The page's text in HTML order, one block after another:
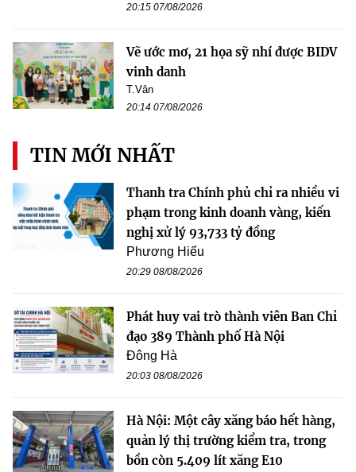
20:15 07/08/2026
Vẽ ước mơ, 21 họa sỹ nhí được BIDV
vinh danh
T.Vân
20:14 07/08/2026
TIN MỚI NHẤT
Thanh tra Chính phủ chỉ ra nhiều vi
phạm trong kinh doanh vàng, kiến
nghị xử lý 93,733 tỷ đồng
Phương Hiếu
20:29 08/08/2026
Phát huy vai trò thành viên Ban Chỉ
đạo 389 Thành phố Hà Nội
Đông Hà
20:03 08/08/2026
Hà Nội: Một cây xăng báo hết hàng,
quản lý thị trường kiểm tra, trong
bồn còn 5.409 lít xăng E10